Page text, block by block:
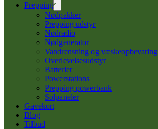
Prepping
Nødpakker
Prepping udstyr
Nødradio
Nødgenerator
Vandrensning og væskeopbevaring
Overlevelsesudstyr
Batterier
Powerstations
Prepping powerbank
Solpaneler
Gavekort
Blog
Tilbud